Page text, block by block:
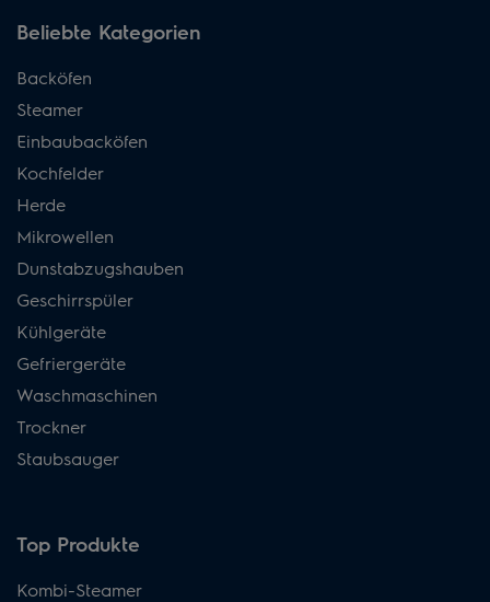
Beliebte Kategorien
Backöfen
Steamer
Einbaubacköfen
Kochfelder
Herde
Mikrowellen
Dunstabzugshauben
Geschirrspüler
Kühlgeräte
Gefriergeräte
Waschmaschinen
Trockner
Staubsauger
Top Produkte
Kombi-Steamer